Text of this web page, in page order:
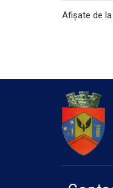
Afișate de